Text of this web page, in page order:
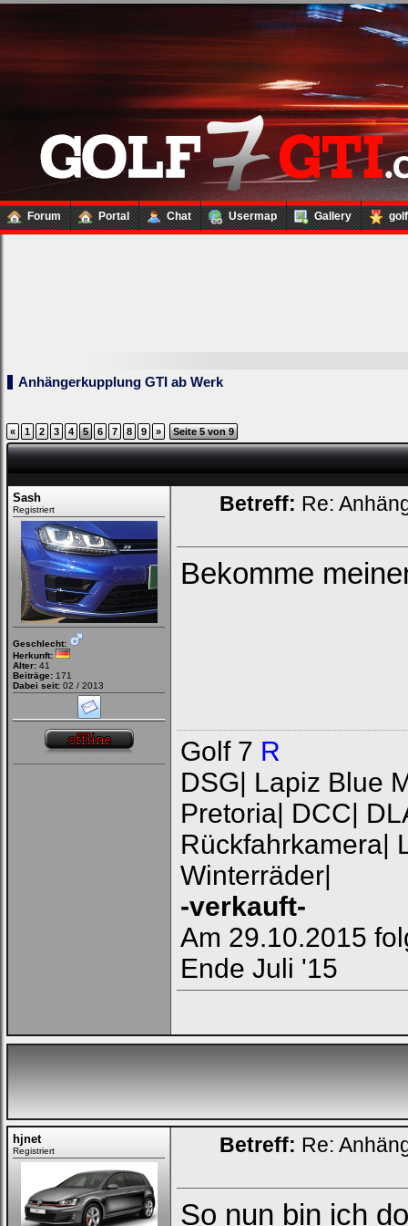
Forum Portal Chat Usermap Gallery
Loginbox
Anhängerkupplung GTI ab Werk
« 1 2 3 4 5 6 7 8 9 » Seite 5 von 9
Sash
Registriert
Geschlecht:
Herkunft:
Alter: 41
Beiträge: 171
Dabei seit: 02 / 2013
Betreff: Re:
Bekomme
Golf 7 R
DSG| Lapiz Blue
Pretoria| DCC|
Rückfahrkamera|
Winterräder|
-verkauft-
Am 29.10.2015
Ende Juli '15
hjnet
Registriert Betreff: Re:
So nun bin ich